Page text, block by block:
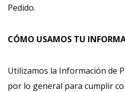
Pedido.
CÓMO USAMOS TU
Utilizamos la Información de
por lo general para cumplir